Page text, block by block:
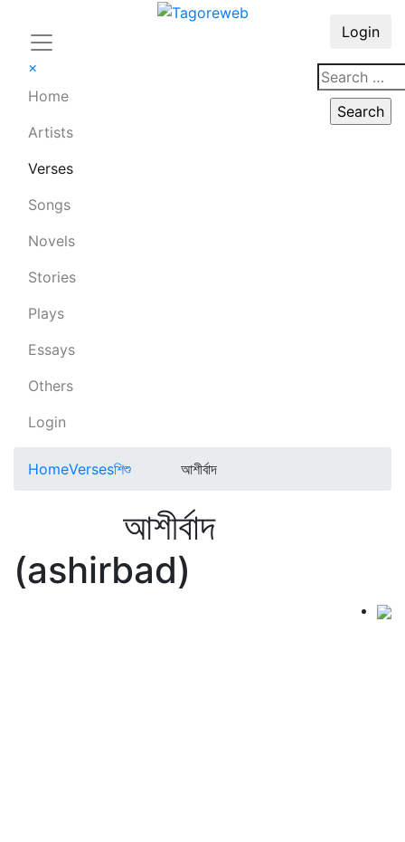
×
Home
Artists
Verses
Songs
Novels
Stories
Plays
Essays
Others
Login
Login
HomeVersesশিশু আশীর্বাদ
আশীর্বাদ
(ashirbad)